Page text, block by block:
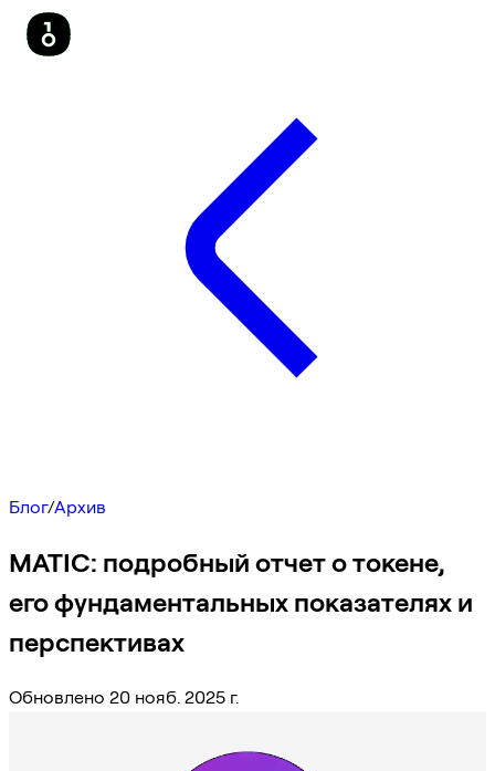
Блог/Архив
MATIC: подробный отчет о токене,
его фундаментальных показателях и
перспективах
Обновлено 20 нояб. 2025 г.